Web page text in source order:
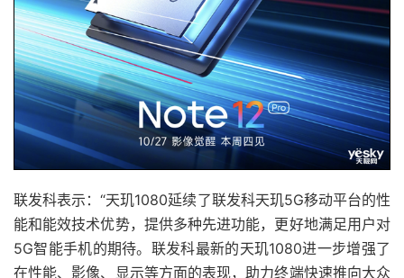
联发科表示：“天玑1080延续了联发科天玑5G移动平台的性
能和能效技术优势，提供多种先进功能，更好地满足用户对
5G智能手机的期待。联发科最新的天玑1080进一步增强了
在性能、影像、显示等方面的表现，助力终端快速推向大众